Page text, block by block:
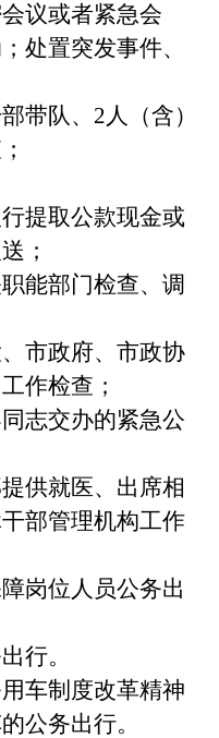
议或者紧急会
处置突发事件、
队、2人（含）
提取公款现金或
；
能部门检查、调
市政府、市政协
作检查；
志交办的紧急公
供就医、出席相
部管理机构工作
岗位人员公务出
行。
车制度改革精神
公务出行。